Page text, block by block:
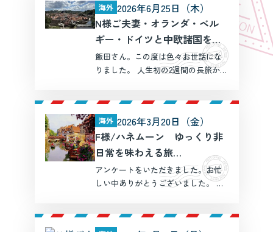
海外 2026年6月25日（木）
N様ご夫妻・オランダ・ベル
ギー・ドイツと中欧諸国を周
遊する旅 15日間
飯田さん。この度は色々お世話にな
りました。 人生初の2週間の長旅から
続いて今回もお世話になりありがと
うございました。 […]
海外 2026年3月20日（金）
F様/ハネムーン ゆっくり非
日常を味わえる旅
++++++++++++++
+++
アンケートをいただきました。お忙
しい中ありがとうございました。 信